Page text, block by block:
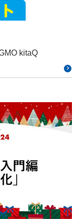
kitaQ